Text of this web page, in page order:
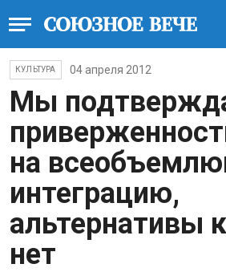
КУЛЬТУРА 04 апреля 2012
Мы
на
интеграцию,
альтернативы
нет